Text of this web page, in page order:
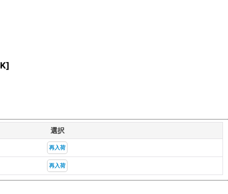
]
選択
再入荷
再入荷